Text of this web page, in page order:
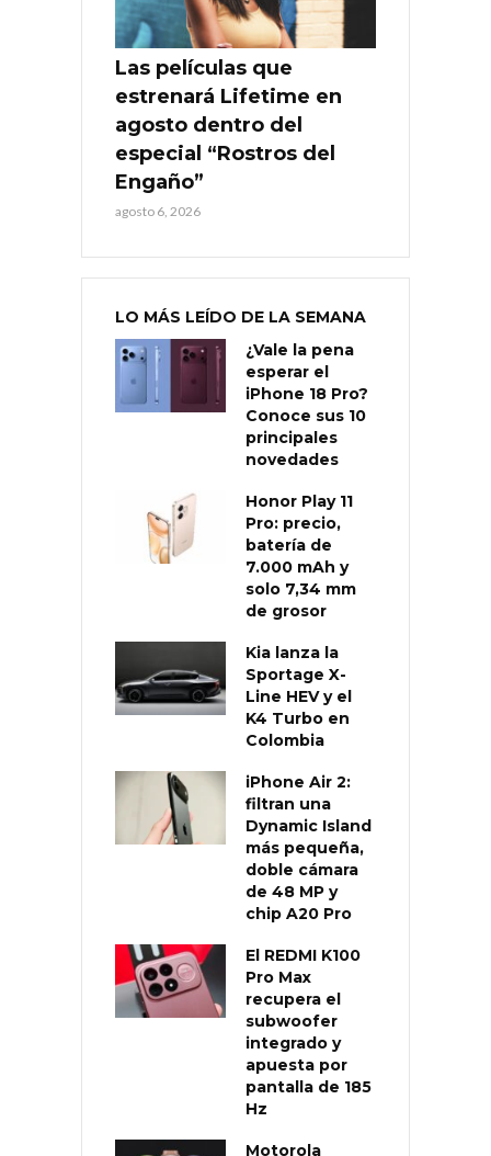
Las películas que
estrenará Lifetime en
agosto dentro del
especial “Rostros del
Engaño”
agosto 6, 2026
LO MÁS LEÍDO DE LA SEMANA
¿Vale la pena
esperar el
iPhone 18 Pro?
Conoce sus 10
principales
novedades
Honor Play 11
Pro: precio,
batería de
7.000 mAh y
solo 7,34 mm
de grosor
Kia lanza la
Sportage X-
Line HEV y el
K4 Turbo en
Colombia
iPhone Air 2:
filtran una
Dynamic Island
más pequeña,
doble cámara
de 48 MP y
chip A20 Pro
El REDMI K100
Pro Max
recupera el
subwoofer
integrado y
apuesta por
pantalla de 185
Hz
Motorola